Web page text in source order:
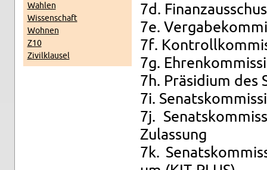
Wah­len
Wis­sen­schaft
Woh­nen
Z10
Zi­vil­klau­sel
7d.
7e.
7f.
7g.
7h. Prä­si­di­um des
7i.
7j.
Zu­las­sung
7k.